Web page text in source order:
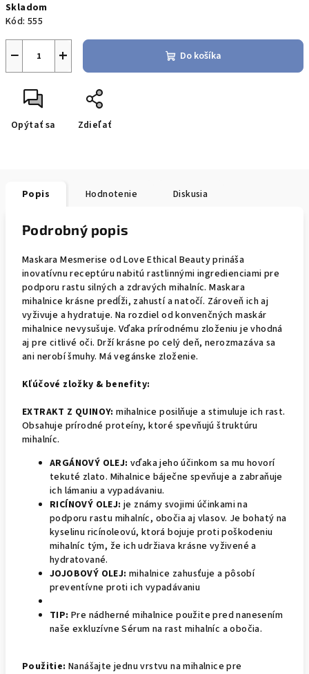
cena:
Skladom
Kód: 555
+
− Do košíka
Opýtať sa Zdieľať
Popis Hodnotenie Diskusia
Podrobný popis
Maskara Mesmerise od Love Ethical Beauty prináša
inovatívnu receptúru nabitú rastlinnými ingredienciami pre
podporu rastu silných a zdravých mihalníc. Maskara
mihalnice krásne predĺži, zahustí a natočí. Zároveň ich aj
vyživuje a hydratuje. Na rozdiel od konvenčných maskár
mihalnice nevysušuje. Vďaka prírodnému zloženiu je vhodná
aj pre citlivé oči. Drží krásne po celý deň, nerozmazáva sa
ani nerobí šmuhy. Má vegánske zloženie.
Kľúčové zložky & benefity:
EXTRAKT Z QUINOY: mihalnice posilňuje a stimuluje ich rast.
Obsahuje prírodné proteíny, ktoré spevňujú štruktúru
mihalníc.
ARGÁNOVÝ OLEJ: vďaka jeho účinkom sa mu hovorí
tekuté zlato. Mihalnice báječne spevňuje a zabraňuje
ich lámaniu a vypadávaniu.
RICÍNOVÝ OLEJ: je známy svojimi účinkami na
podporu rastu mihalníc, obočia aj vlasov. Je bohatý na
kyselinu ricínoleovú, ktorá bojuje proti poškodeniu
mihalníc tým, že ich udržiava krásne vyživené a
hydratované.
JOJOBOVÝ OLEJ: mihalnice zahusťuje a pôsobí
preventívne proti ich vypadávaniu
TIP: Pre nádherné mihalnice použite pred nanesením
naše exkluzívne Sérum na rast mihalníc a obočia.
Použitie: Nanášajte jednu vrstvu na mihalnice pre